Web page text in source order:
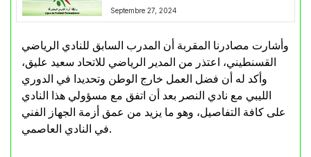
Septembre 27, 2024
وأشارت مصادرنا المقربة أن المدرب السابق للنادي الرياضي
القسنطيني، اعتذر من المدير الرياضي للاتحاد سعيد عليق،
وأكد له أن فضل العمل خارج الوطن وتحديدا في الدوري
الليبي مع نادي النصر بعد أن اتفق مع مسؤولي هذا النادي
على كافة التفاصيل، وهو ما يزيد من عمق أزمة الجهاز الفني
في النادي العاصمي.